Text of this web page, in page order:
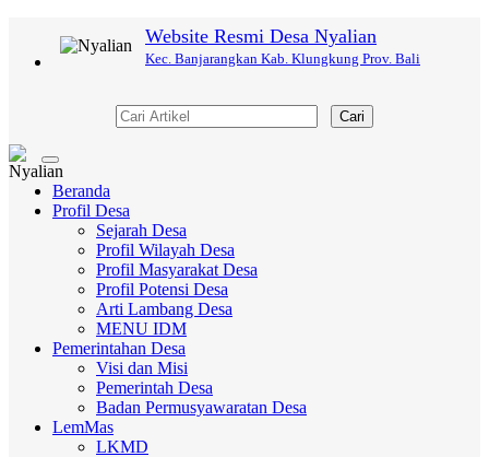
Website Resmi Desa Nyalian
Kec. Banjarangkan Kab. Klungkung Prov. Bali
Cari
Toggle
navigation
Beranda
Profil Desa
Sejarah Desa
Profil Wilayah Desa
Profil Masyarakat Desa
Profil Potensi Desa
Arti Lambang Desa
MENU IDM
Pemerintahan Desa
Visi dan Misi
Pemerintah Desa
Badan Permusyawaratan Desa
LemMas
LKMD